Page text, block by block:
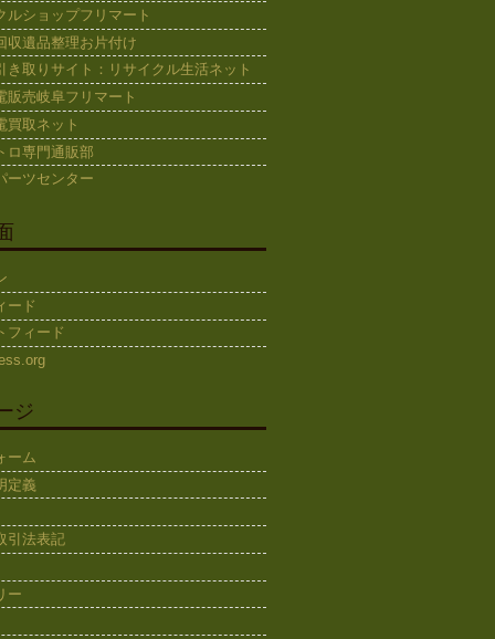
ルショップフリマート
収遺品整理お片付け
き取りサイト：リサイクル生活ネット
販売岐阜フリマート
買取ネット
ロ専門通販部
ーツセンター
ード
フィード
ジ
ーム
定義
引法表記
ー